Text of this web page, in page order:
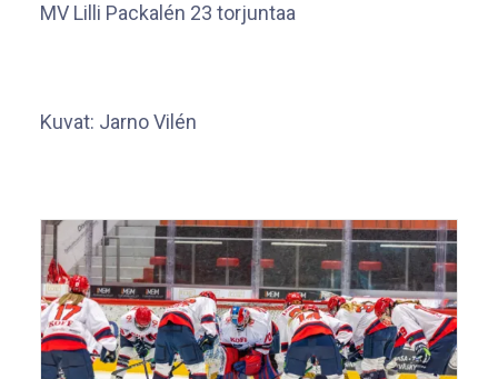
MV Lilli Packalén 23 torjuntaa
Kuvat: Jarno Vilén